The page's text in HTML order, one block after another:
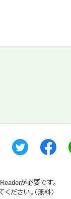
が必要です。
ださい。（無料）